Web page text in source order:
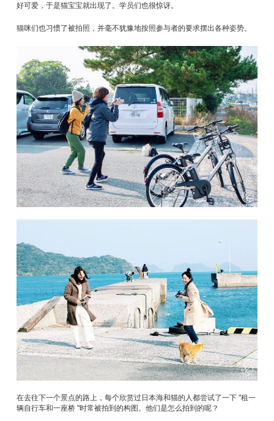
好可爱，于是猫宝宝就出现了。学员们也很惊讶。
猫咪们也习惯了被拍照，并毫不犹豫地按照参与者的要求摆出各种姿势。
在去往下一个景点的路上，每个欣赏过日本海和猫的人都尝试了一下 "租一
辆自行车和一座桥 "时常被拍到的构图。他们是怎么拍到的呢？